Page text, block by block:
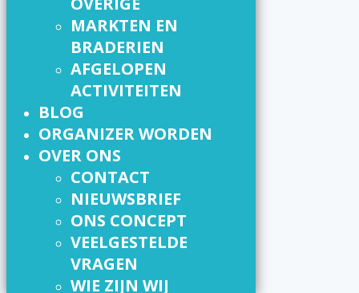
MARKTEN EN
BRADERIEN
AFGELOPEN
ACTIVITEITEN
BLOG
ORGANIZER WORDEN
OVER ONS
CONTACT
NIEUWSBRIEF
ONS CONCEPT
VEELGESTELDE
VRAGEN
WIE ZIJN WIJ